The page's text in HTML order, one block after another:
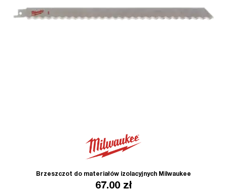
Brzeszczot do materiałów izolacyjnych Milwaukee
67.00 zł